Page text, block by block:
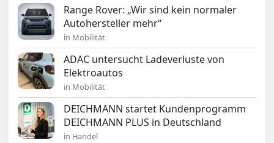
Range Rover: „Wir sind kein normaler
Autohersteller mehr“
in Mobilität
ADAC untersucht Ladeverluste von
Elektroautos
in Mobilität
DEICHMANN startet Kundenprogramm
DEICHMANN PLUS in Deutschland
in Handel